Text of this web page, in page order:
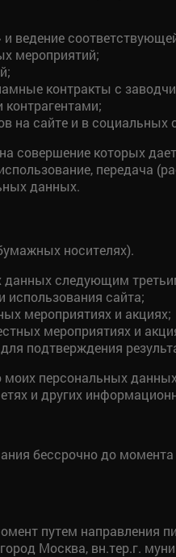
и ведение
мероприятий;
контракты с
на сайте и в социальных
которых
передача
данных.
носителях).
данных следующим
сайта;
мероприятиях и акциях;
мероприятиях и
подтверждения
персональных
и других
бессрочно до
путем направления
Москва, вн.тер.г.